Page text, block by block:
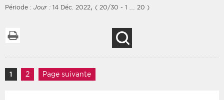
Rendez-vous des 7
prochains jours
Type d'information
Période : Jour : 14 Déc. 2022, ( 20/30 - 1 … 20 )
Navigation des articles
Page
1 Page
2 Page suivante